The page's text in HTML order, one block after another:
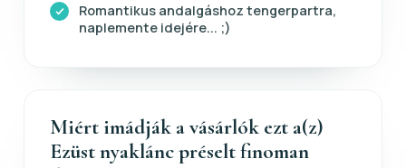
Romantikus andalgáshoz tengerpartra,
naplemente idejére... ;)
Miért imádják a vásárlók ezt a(z)
Ezüst nyaklánc préselt finoman